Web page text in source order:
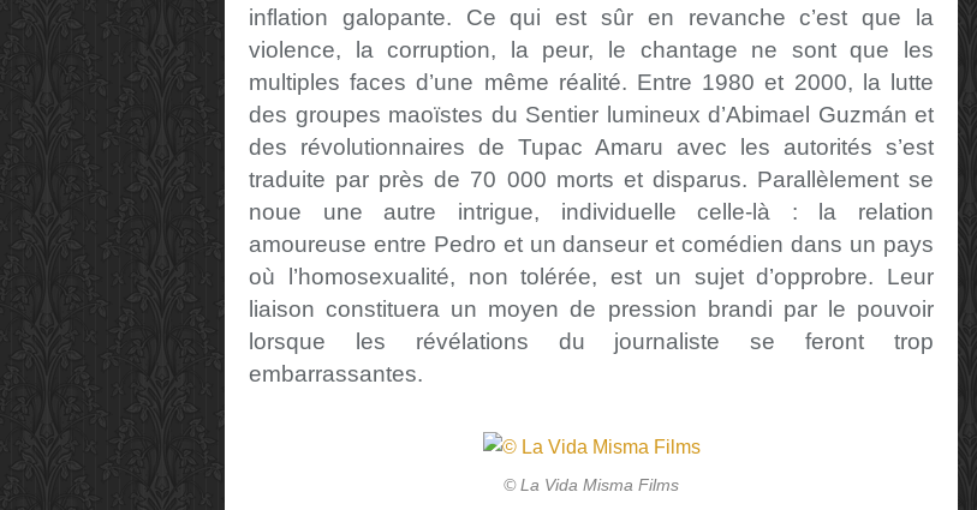
inflation galopante. Ce qui est sûr en revanche c’est que la
violence, la corruption, la peur, le chantage ne sont que les
multiples faces d’une même réalité. Entre 1980 et 2000, la lutte
des groupes maoïstes du Sentier lumineux d’Abimael Guzmán et
des révolutionnaires de Tupac Amaru avec les autorités s’est
traduite par près de 70 000 morts et disparus. Parallèlement se
noue une autre intrigue, individuelle celle-là : la relation
amoureuse entre Pedro et un danseur et comédien dans un pays
où l’homosexualité, non tolérée, est un sujet d’opprobre. Leur
liaison constituera un moyen de pression brandi par le pouvoir
lorsque les révélations du journaliste se feront trop
embarrassantes.
© La Vida Misma Films